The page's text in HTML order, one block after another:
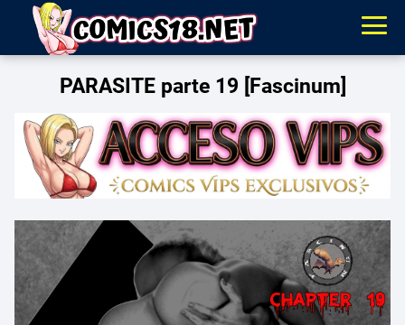
PARASITE parte 19 [Fascinum]